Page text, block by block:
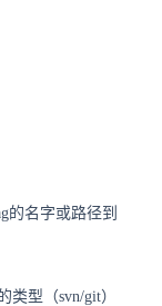
的名字或路径到
类型（svn/git）